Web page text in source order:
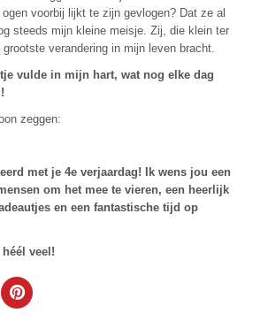
voorbij lijkt te zijn gevlogen? Dat ze al
steeds mijn kleine meisje. Zij, die klein ter
verandering in mijn leven bracht.
vulde in mijn hart, wat nog elke dag
zeggen:
met je 4e verjaardag! Ik wens jou een
om het mee te vieren, een heerlijk
en een fantastische tijd op
veel!